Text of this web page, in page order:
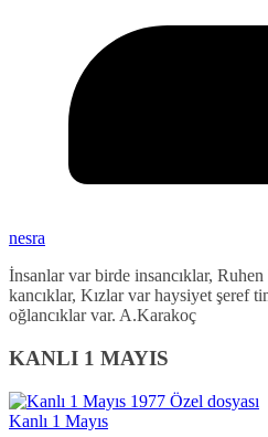
nesra
İnsanlar var birde insancıklar,
kancıklar, Kızlar var haysiyet şeref
oğlancıklar var. A.Karakoç
KANLI 1 MAYIS
Kanlı 1 Mayıs